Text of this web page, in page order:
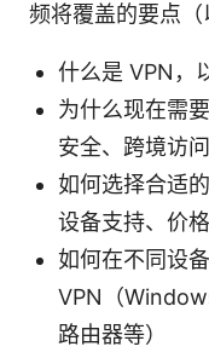
频将覆盖的要点（
什么是 VPN，
为什么现在需
安全、跨境访问
如何选择合适
设备支持、价
如何在不同设
VPN（
路由器等）